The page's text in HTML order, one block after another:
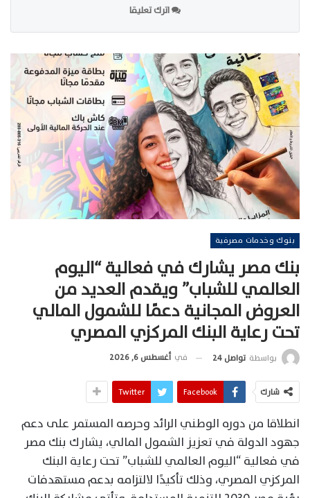
اترك تعليقا
بنوك وخدمات مصرفية
بنك مصر يشارك في فعالية “اليوم
العالمي للشباب” ويقدم العديد من
العروض المجانية دعمًا للشمول المالي
تحت رعاية البنك المركزي المصري
بواسطة تواصل 24 في أغسطس 6, 2026
شارك Facebook
Twitter
انطلاقا من دوره الوطني الرائد وحرصه المستمر على دعم
جهود الدولة في تعزيز الشمول المالي، يشارك بنك مصر
في فعالية “اليوم العالمي للشباب” تحت رعاية البنك
المركزي المصري، وذلك تأكيدًا لالتزامه بدعم مستهدفات